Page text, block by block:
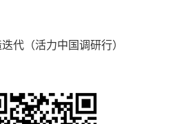
代（活力中国调研行）